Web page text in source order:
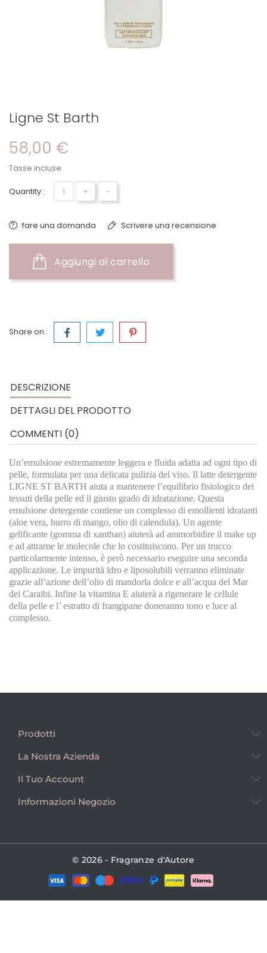
Ligne St Barth
58,00 €
Tasse incluse
Quantity : + -
fare una domanda Scrivere una recensione
Aggiungi al carrello
Share on :
DESCRIZIONE
DETTAGLI DEL PRODOTTO
COMMENTI (0)
Un’emulsione estremamente leggera e fluida adatta ad ogni tipo di
pelle, formulata per una delicata pulizia del viso. Il latte detergente
LIGNE ST BARTH aiuta a mantenere l’equilibrio fisiologico dei
tessuti della pelle ed il giusto grado di idratazione. Questa
emulsione detergente contiene un complesso di emollienti idratanti
(aloe vera, burro di mango, olio di calendula). Un agente
gelificante (gomma di xanthan) aiuterà ad ammorbidire il make up
e ad attrarne le molecole che lo costituiscono. Per un trucco
particolarmente intenso, è però necessario eseguire una seconda
applicazione. Le impurità idro e liposolubili verranno eliminate
grazie all’azione dell’olio di mandorla dolce e all’acqua del Mar
dei Caraibi. Infine la vitamina E aiuterà a rigenerare le cellule
della pelle e l’ estratto di frangipane doneranno tono e luce al
complesso.
Prodotti
La Nostra Azienda
Il Tuo Account
Informazioni Negozio
© 2026 - Fragranze d'Autore